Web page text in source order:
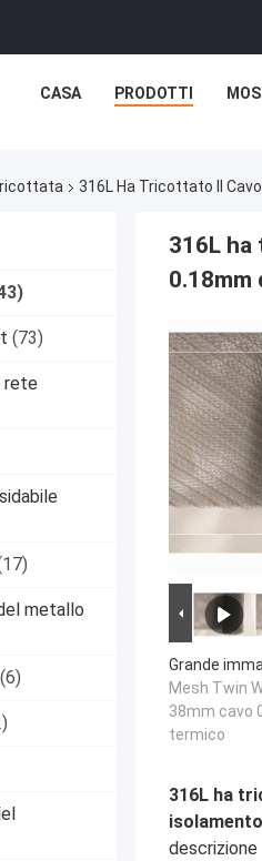
CASA PRODOTTI
316L Ha Tricottato Il
(73)
rete
metallo
(6)
316L ha
0.18mm
Grande
Mesh Twin
38mm cavo
termico
316L ha
descrizione